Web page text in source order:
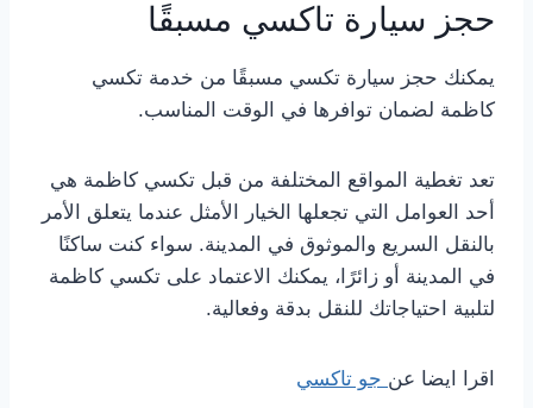
حجز سيارة تاكسي مسبقًا
يمكنك حجز سيارة تكسي مسبقًا من خدمة تكسي
كاظمة لضمان توافرها في الوقت المناسب.
تعد تغطية المواقع المختلفة من قبل تكسي كاظمة هي
أحد العوامل التي تجعلها الخيار الأمثل عندما يتعلق الأمر
بالنقل السريع والموثوق في المدينة. سواء كنت ساكنًا
في المدينة أو زائرًا، يمكنك الاعتماد على تكسي كاظمة
لتلبية احتياجاتك للنقل بدقة وفعالية.
اقرا ايضا عن جو تاكسي